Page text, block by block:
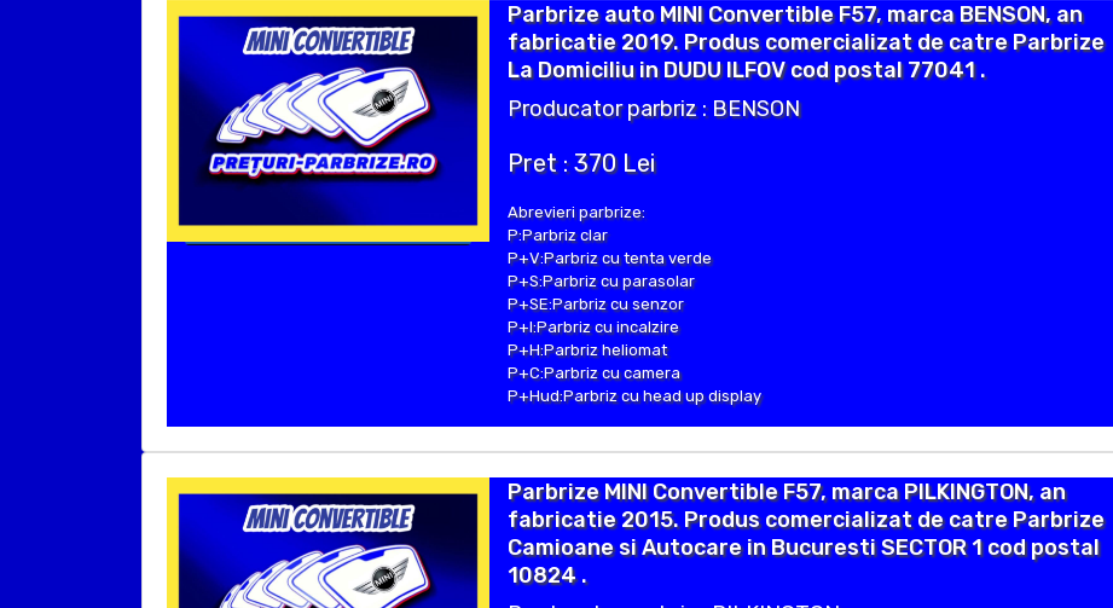
Parbrize auto MINI Convertible F57, marca BENSON, an
fabricatie 2019. Produs comercializat de catre Parbrize
La Domiciliu in DUDU ILFOV cod postal 77041 .
Producator parbriz : BENSON
Pret : 370 Lei
Abrevieri parbrize:
P:Parbriz clar
P+V:Parbriz cu tenta verde
P+S:Parbriz cu parasolar
P+SE:Parbriz cu senzor
P+I:Parbriz cu incalzire
P+H:Parbriz heliomat
P+C:Parbriz cu camera
P+Hud:Parbriz cu head up display
Parbrize MINI Convertible F57, marca PILKINGTON, an
fabricatie 2015. Produs comercializat de catre Parbrize
Camioane si Autocare in Bucuresti SECTOR 1 cod postal
10824 .